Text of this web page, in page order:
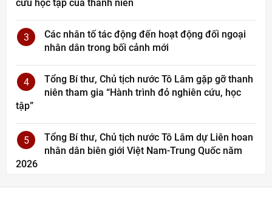
cứu học tập của thanh niên
3
Các nhân tố tác động đến hoạt động đối ngoại
nhân dân trong bối cảnh mới
4
Tổng Bí thư, Chủ tịch nước Tô Lâm gặp gỡ thanh
niên tham gia “Hành trình đỏ nghiên cứu, học
tập”
5
Tổng Bí thư, Chủ tịch nước Tô Lâm dự Liên hoan
nhân dân biên giới Việt Nam-Trung Quốc năm
2026